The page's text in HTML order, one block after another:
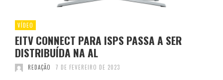
VÍDEO
EITV CONNECT PARA ISPS PASSA A SER
DISTRIBUÍDA NA AL
REDAÇÃO 7 DE FEVEREIRO DE 2023